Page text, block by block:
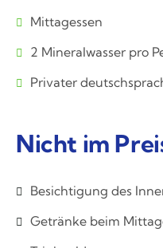
Mittagessen
2 Mineralwasser pro
Privater
Nicht im
Besichtigung des
Getränke beim